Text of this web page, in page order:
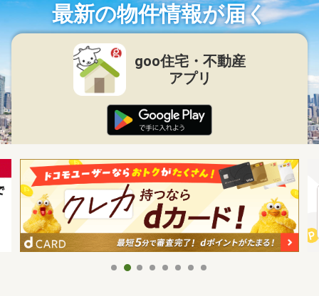
最新の物件情報が届く
goo住宅・不動産
アプリ